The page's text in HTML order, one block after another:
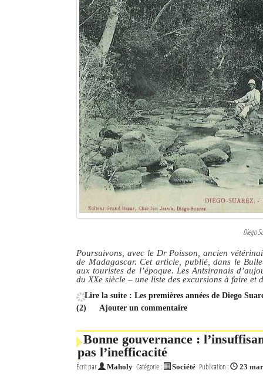
Diego
Poursuivons, avec le Dr Poisson, ancien
de Madagascar. Cet article, publié, dans le
aux touristes de l’époque. Les Antsiranais
du XXe siècle – une liste des excursions à faire et
Lire la suite : Les premières années de Diego
(2)
Ajouter un commentaire
Bonne gouvernance :
pas l’inefficacité
Écrit par Maholy Catégorie : Société Publication : 23